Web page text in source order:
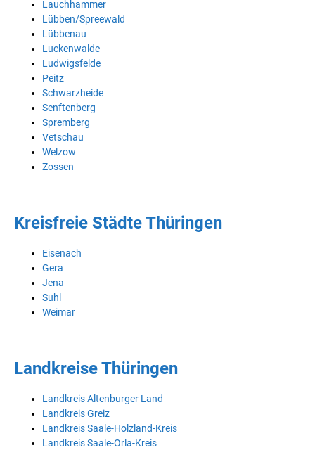
Lauchhammer
Lübben/Spreewald
Lübbenau
Luckenwalde
Ludwigsfelde
Peitz
Schwarzheide
Senftenberg
Spremberg
Vetschau
Welzow
Zossen
Kreisfreie Städte Thüringen
Eisenach
Gera
Jena
Suhl
Weimar
Landkreise Thüringen
Landkreis Altenburger Land
Landkreis Greiz
Landkreis Saale-Holzland-Kreis
Landkreis Saale-Orla-Kreis